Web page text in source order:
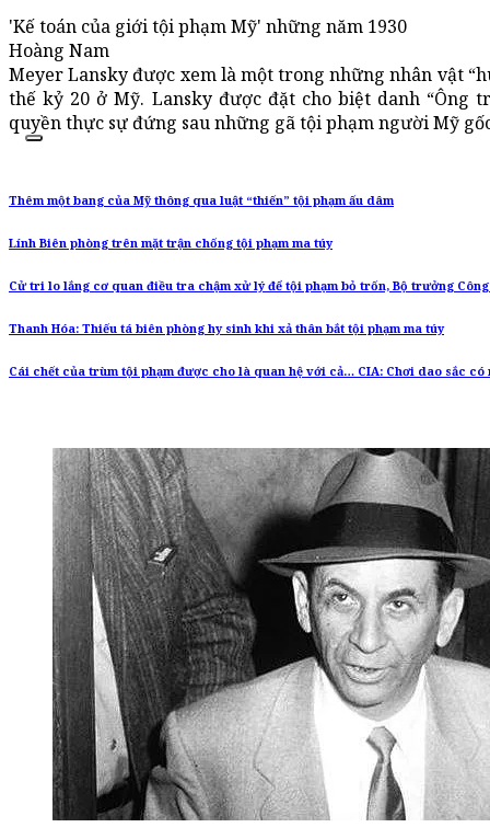
'Kế toán của giới tội phạm Mỹ' những năm 1930
Hoàng Nam
Meyer Lansky được xem là một trong những nhân vật
thế kỷ 20 ở Mỹ. Lansky được đặt cho biệt danh “Ông
quyền thực sự đứng sau những gã tội phạm người Mỹ
Thêm một bang của Mỹ thông qua luật “thiến” tội phạm ấu dâm
Lính Biên phòng trên mặt trận chống tội phạm ma túy
Cử tri lo lắng cơ quan điều tra chậm xử lý để tội phạm bỏ trốn, Bộ trưởng
Thanh Hóa: Thiếu tá biên phòng hy sinh khi xả thân bắt tội phạm ma túy
Cái chết của trùm tội phạm được cho là quan hệ với cả… CIA: Chơi dao sắc có